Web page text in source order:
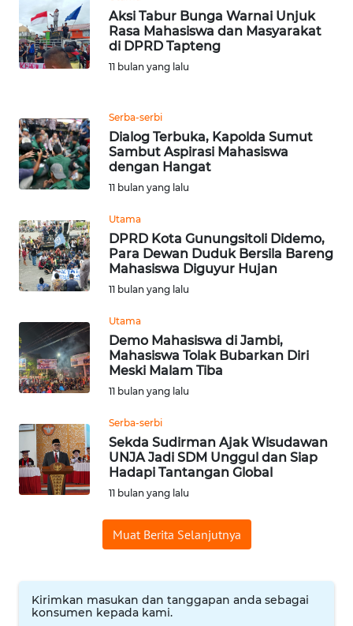
Aksi Tabur Bunga Warnai Unjuk
Rasa Mahasiswa dan Masyarakat
di DPRD Tapteng
11 bulan yang lalu
Serba-serbi
Dialog Terbuka, Kapolda Sumut
Sambut Aspirasi Mahasiswa
dengan Hangat
11 bulan yang lalu
Utama
DPRD Kota Gunungsitoli Didemo,
Para Dewan Duduk Bersila Bareng
Mahasiswa Diguyur Hujan
11 bulan yang lalu
Utama
Demo Mahasiswa di Jambi,
Mahasiswa Tolak Bubarkan Diri
Meski Malam Tiba
11 bulan yang lalu
Serba-serbi
Sekda Sudirman Ajak Wisudawan
UNJA Jadi SDM Unggul dan Siap
Hadapi Tantangan Global
11 bulan yang lalu
Muat Berita Selanjutnya
Kirimkan masukan dan tanggapan anda sebagai
konsumen kepada kami.
UTARA
WN
WN
PADANG
LAWAS
WN
WN
CIANJUR
KEPULAUAN
SERIBU
WN
WN
BINJAI
WN